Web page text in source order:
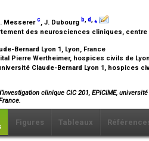
Messererc, J. Dubourg b,d,⁎
des neurosciences cliniques,
Bernard Lyon 1, Lyon, France
Pierre Wertheimer, hospices civils de
Claude-Bernard Lyon 1, hospices
clinique CIC 201, EPICIME,
Figures Tableaux